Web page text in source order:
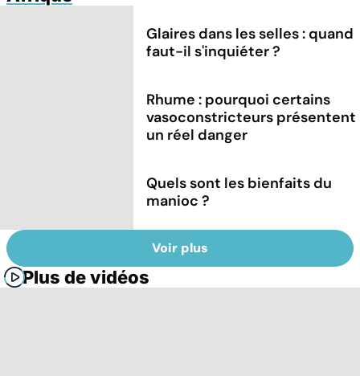
Glaires dans les selles : quand
faut-il s'inquiéter ?
Rhume : pourquoi certains
vasoconstricteurs présentent
un réel danger
Quels sont les bienfaits du
manioc ?
Voir plus
Plus de vidéos